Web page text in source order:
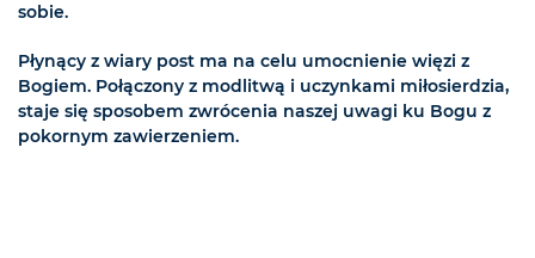
sobie.
Płynący z wiary post ma na celu umocnienie więzi z
Bogiem. Połączony z modlitwą i uczynkami miłosierdzia,
staje się sposobem zwrócenia naszej uwagi ku Bogu z
pokornym zawierzeniem.